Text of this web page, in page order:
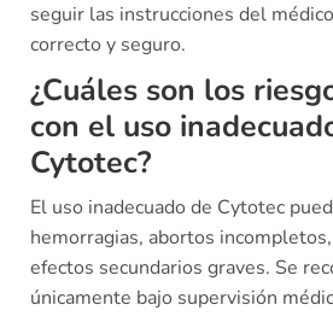
seguir las instrucciones del
correcto y seguro.
¿Cuáles son los
con el uso
Cytotec?
El uso inadecuado de Cytotec
hemorragias, abortos
efectos secundarios graves. Se
únicamente bajo supervisión